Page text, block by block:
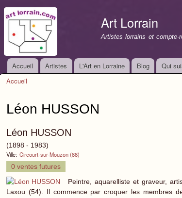
Art Lorrain
Artistes lorrains et
Menu principal
Accueil Artistes L'Art en Lorraine Blog Qui
Accueil
Léon HUSSON
Léon HUSSON
(1898 - 1983)
Ville: Circourt-sur-Mouzon (88)
0 ventes futures
Peintre, aquarelliste et graveur,
Laxou (54). Il commence par croquer les membres